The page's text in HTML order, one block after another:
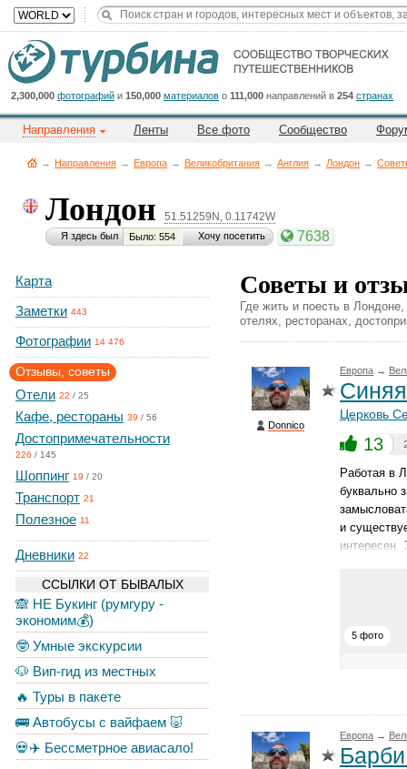
2,300,000 фотографий и 150,000 материалов о 111,000 направлений в 254 странах
Направления Ленты Все фото Сообщество
→ Направления → Европа → Великобритания → Англия → Лондон →
Лондон 51.51259N, 0.11742W
Я здесь был Было: 554 Хочу посетить 7638
Карта
Заметки 443
Фотографии 14 476
Отзывы, советы
Отели 22 / 25
Кафе, рестораны 39 / 56
Достопримечательности
226 / 145
Шоппинг 19 / 20
Транспорт 21
Полезное 11
Дневники 22
ССЫЛКИ ОТ БЫВАЛЫХ
🙈 НЕ Букинг (румгуру -
экономим💰)
🤓 Умные экскурсии
🐶 Вип-гид из местных
🔥 Туры в пакете
🚌 Автобусы с вайфаем 🐷
💀✈️ Бессметрное авиасало!
Советы и
Где жить и поесть в
отелях, ресторанах,
Donnico
Европа →
Церковь
13
Работая в
буквально
и
интересен.
5 фото
Европа →
Cейчас
на
сайте:
Title
Button